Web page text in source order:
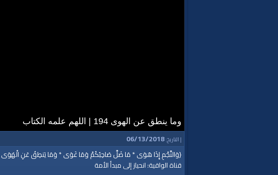
وما ينطق عن الهوى 194 | اللهم علمه الكتاب
| التاريخ:06/13/2018
{وَالنَّجْمِ إِذَا هَوَى * مَا ضَلَّ صَاحِبُكُمْ وَمَا غَوَى * وَمَا يَنطِقُ عَنِ
قناة الواقية: انحياز إلى مبدأ الأمة